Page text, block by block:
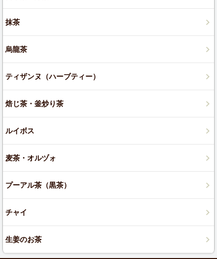
抹茶
烏龍茶
ティザンヌ（ハーブティー）
焙じ茶・釜炒り茶
ルイボス
麦茶・オルヅォ
プーアル茶（黒茶）
チャイ
生姜のお茶